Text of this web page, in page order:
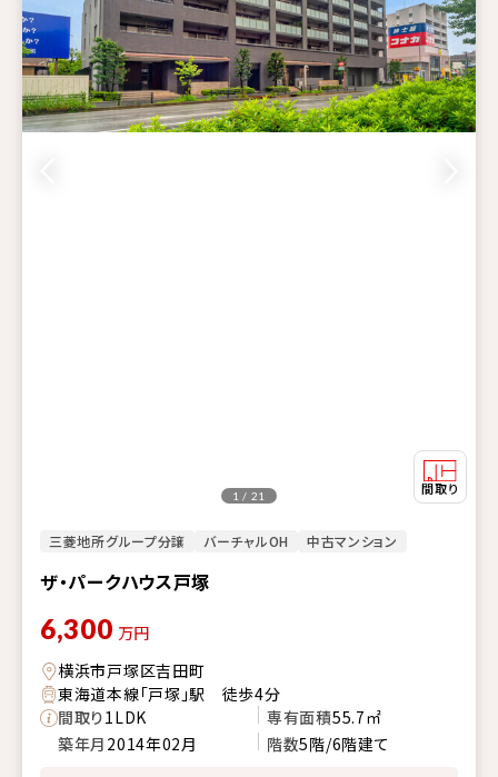
三菱地所グループ分譲 バーチャルOH 中古マンション
ザ・パークハウス戸塚
1 / 21
6,300 万円
横浜市戸塚区吉田町
東海道本線「戸塚」駅 徒歩4分
間取り1LDK 専有面積55.7㎡
築年月 2014年02月 階数5階/6階建て